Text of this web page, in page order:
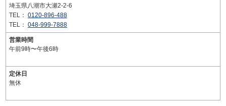
埼玉県八潮市大瀬2-2-6
TEL： 0120-896-488
TEL： 048-999-7888
営業時間
午前9時〜午後6時
定休日
無休